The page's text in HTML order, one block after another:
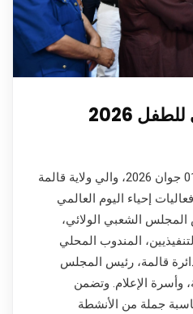
2026
أشرف صباح اليوم الإثنين 01 جوان 2026، والي ولاية قالمة
إحياء اليوم العالمي
رئيس المجلس الشعبي الولائي،
المندوب المحلي
قالمة، رئيس المجلس
وأسرة الإعلام. وتضمن
جملة من الأنشطة